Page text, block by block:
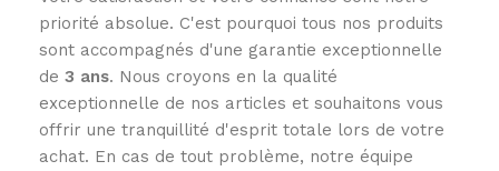
priorité absolue. C'est pourquoi tous nos produits
sont accompagnés d'une garantie exceptionnelle
de 3 ans. Nous croyons en la qualité
exceptionnelle de nos articles et souhaitons vous
offrir une tranquillité d'esprit totale lors de votre
achat. En cas de tout problème, notre équipe